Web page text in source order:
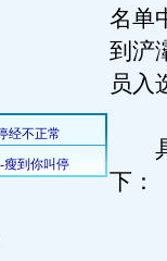
名单
到浐
员入
具
下：